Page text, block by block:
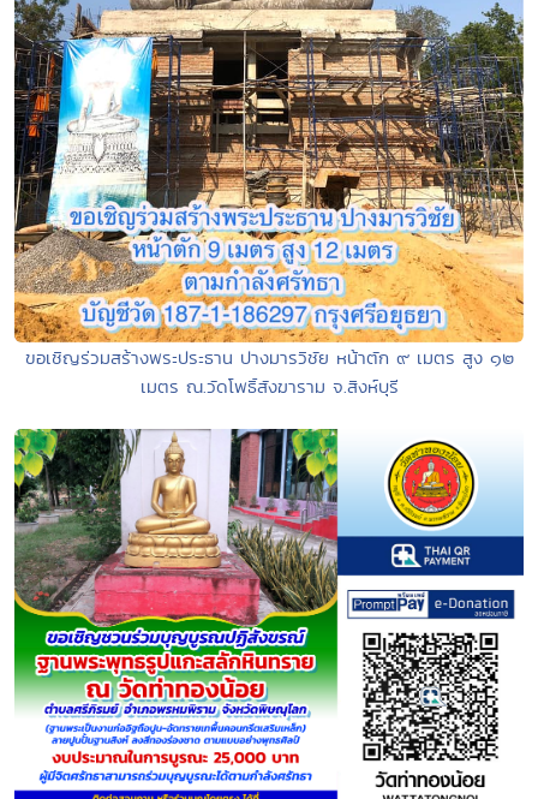
ขอเชิญร่วมสร้างพระประธาน ปางมารวิชัย หน้าตัก ๙ เมตร สูง ๑๒
เมตร ณ.วัดโพธิ์สังฆาราม จ.สิงห์บุรี